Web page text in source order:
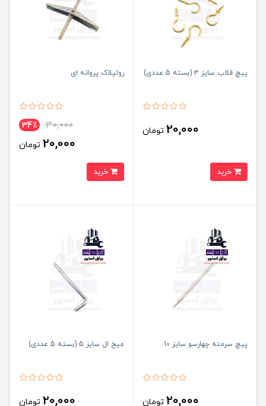
پیچ قلاب سایز 3 (بسته 5 عددی)
20,000 تومان
رولپلاک پروانه ای
30,000 34٪
20,000 تومان
پیچ سرمته چهارسو سایز 10
20,000 تومان
میخ ال سایز 5 (بسته 5 عددی)
20,000 تومان